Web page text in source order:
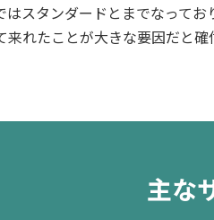
スタンダードとまでなって
れたことが大きな要因だと確
主な